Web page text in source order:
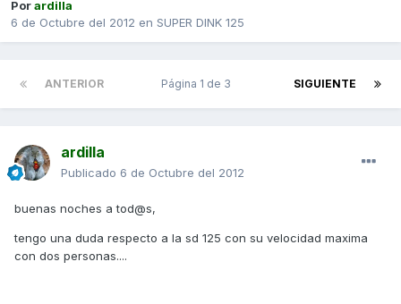
Porardilla
6 de Octubre del 2012 en SUPER DINK 125
ANTERIOR SIGUIENTE
Página 1 de 3
ardilla
Publicado 6 de Octubre del 2012
buenas noches a tod@s,
tengo una duda respecto a la sd 125 con su velocidad maxima
con dos personas....